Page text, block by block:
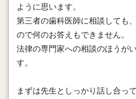
ように思います。
第三者の歯科医師に相談しても
ので何のお答えもできません。
法律の専門家への相談のほうが
す。
まずは先生としっかり話し合っ